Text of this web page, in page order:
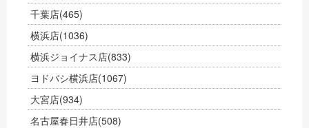
千葉店(465)
横浜店(1036)
横浜ジョイナス店(833)
ヨドバシ横浜店(1067)
大宮店(934)
名古屋春日井店(508)